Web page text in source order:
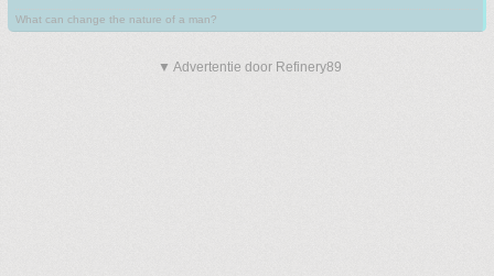
What can change the nature of a man?
▼ Advertentie door Refinery89